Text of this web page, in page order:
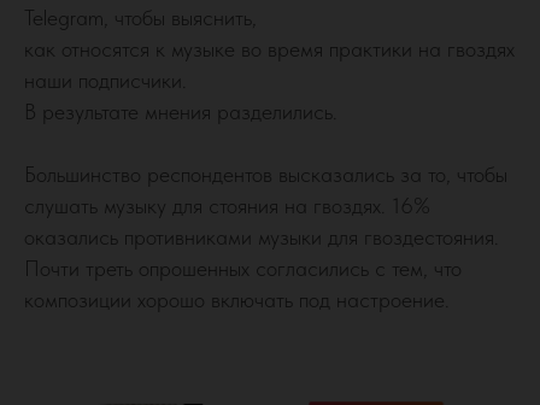
Telegram, чтобы выяснить,
как относятся к музыке во время практики на гвоздях
наши подписчики.
В результате мнения разделились.
Большинство респондентов высказались за то, чтобы
слушать музыку для стояния на гвоздях. 16%
оказались противниками музыки для гвоздестояния.
Почти треть опрошенных согласились с тем, что
композиции хорошо включать под настроение.